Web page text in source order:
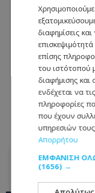
«Κόλαφος» η
κατά της
Απειλεί ότι θα
07.08.2026 - 10:46
διαφημίσεις
επίσης
του ιστότοπού
διαφήμισης και
ενδέχεται να
πληροφορίες
που έχουν
υπηρεσιών
Απορρήτου
ΕΜΦΆΝΙΣΗ
(1656) →